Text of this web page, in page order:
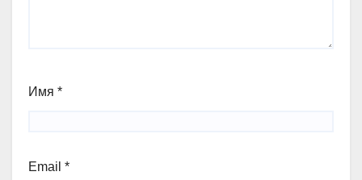
Имя *
Email *